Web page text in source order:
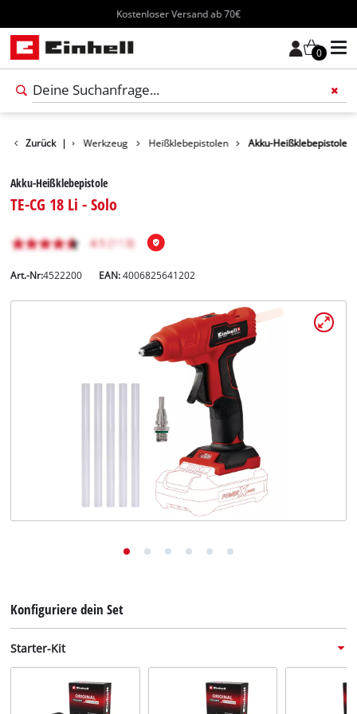
Kostenloser Versand ab 70€
0
Zurück |
Produkte Werkzeug Heißklebepistolen Akku-Heißklebepistole
Akku-Heißklebepistole
TE-CG 18 Li - Solo
Art.-Nr:4522200 EAN:4006825641202
Konfiguriere dein Set
Starter-Kit